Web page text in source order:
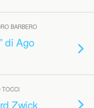
BARBERO
di Ago
TOCCI
Zwick